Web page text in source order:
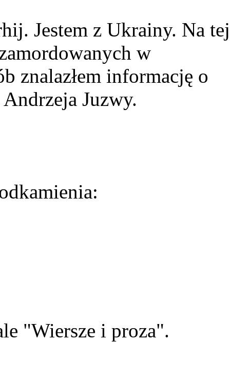
Jestem z Ukrainy. Na tej
w
znalazłem informację o
Juzwy.
"Wiersze i proza".